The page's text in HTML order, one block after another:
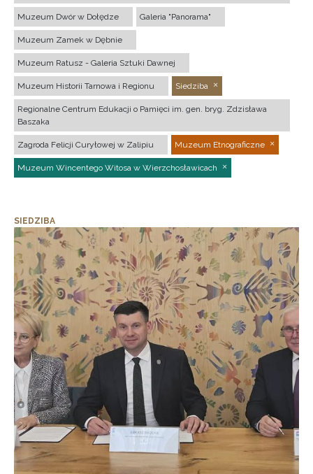
Muzeum Dwór w Dołędze Galeria "Panorama"
Muzeum Zamek w Dębnie
Muzeum Ratusz - Galeria Sztuki Dawnej
Muzeum Historii Tarnowa i Regionu Siedziba
Regionalne Centrum Edukacji o Pamięci im. gen. bryg. Zdzisława
Baszaka
Zagroda Felicji Curyłowej w Zalipiu Muzeum Etnograficzne
Muzeum Wincentego Witosa w Wierzchosławicach
SIEDZIBA